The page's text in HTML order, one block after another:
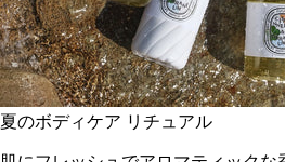
夏のボディケア リチュアル